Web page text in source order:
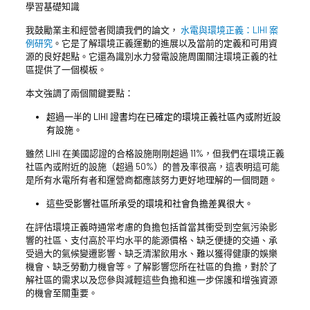
學習基礎知識
我鼓勵業主和經營者閱讀我們的論文， 水電與環境正義：LIHI 案
例研究。它是了解環境正義運動的進展以及當前的定義和可用資
源的良好起點。它還為識別水力發電設施周圍關注環境正義的社
區提供了一個模板。
本文強調了兩個關鍵要點：
超過一半的 LIHI 證書均在已確定的環境正義社區內或附近設
有設施。
雖然 LIHI 在美國認證的合格設施剛剛超過 11%，但我們在環境正義
社區內或附近的設施（超過 50%）的普及率很高，這表明這可能
是所有水電所有者和運營商都應該努力更好地理解的一個問題。
這些受影響社區所承受的環境和社會負擔差異很大。
在評估環境正義時通常考慮的負擔包括首當其衝受到空氣污染影
響的社區、支付高於平均水平的能源價格、缺乏便捷的交通、承
受過大的氣候變遷影響、缺乏清潔飲用水、難以獲得健康的娛樂
機會、缺乏勞動力機會等。了解影響您所在社區的負擔，對於了
解社區的需求以及您參與減輕這些負擔和進一步保護和增強資源
的機會至關重要。